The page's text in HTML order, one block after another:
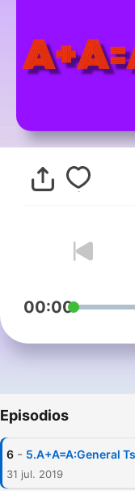
00:00
Episodios
6 - 5.A+A=A:General
31 jul. 2019